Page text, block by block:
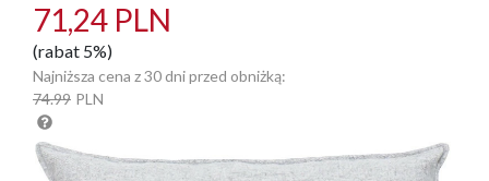
71,24 PLN
(rabat 5%)
Najniższa cena z 30 dni przed obniżką:
74.99 PLN